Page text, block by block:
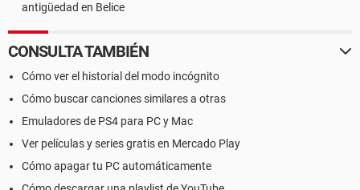
antigüedad en Belice
CONSULTA TAMBIÉN
Cómo ver el historial del modo incógnito
Cómo buscar canciones similares a otras
Emuladores de PS4 para PC y Mac
Ver películas y series gratis en Mercado Play
Cómo apagar tu PC automáticamente